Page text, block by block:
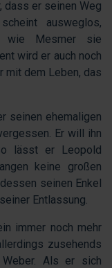
dass er seinen Weg
ausweglos,
wie Mesmer sie
wird er auch noch
mit dem Leben, das
seinen ehemaligen
Er will ihn
lässt er Leopold
keine großen
seinen Enkel
Entlassung.
immer noch mehr
zusehends
Als er sich